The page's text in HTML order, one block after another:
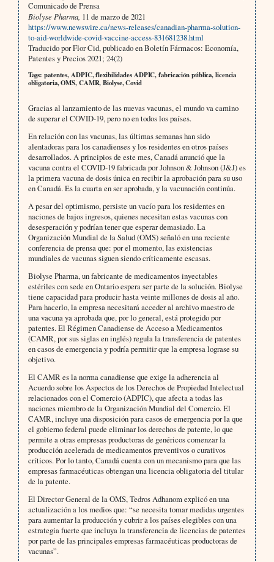
Comunicado de Prensa
Biolyse Pharma, 11 de marzo de 2021
https://www.newswire.ca/news-releases/canadian-pharma-solution-
to-aid-worldwide-covid-vaccine-access-831681238.html
Traducido por Flor Cid, publicado en Boletín Fármacos: Economía,
Patentes y Precios 2021; 24(2)
Tags: patentes, ADPIC, flexibilidades ADPIC, fabricación pública, licencia
obligatoria, OMS, CAMR, Biolyse, Covid
Gracias al lanzamiento de las nuevas vacunas, el mundo va camino
de superar el COVID-19, pero no en todos los países.
En relación con las vacunas, las últimas semanas han sido
alentadoras para los canadienses y los residentes en otros países
desarrollados. A principios de este mes, Canadá anunció que la
vacuna contra el COVID-19 fabricada por Johnson & Johnson (J&J) es
la primera vacuna de dosis única en recibir la aprobación para su uso
en Canadá. Es la cuarta en ser aprobada, y la vacunación continúa.
A pesar del optimismo, persiste un vacío para los residentes en
naciones de bajos ingresos, quienes necesitan estas vacunas con
desesperación y podrían tener que esperar demasiado. La
Organización Mundial de la Salud (OMS) señaló en una reciente
conferencia de prensa que: por el momento, las existencias
mundiales de vacunas siguen siendo críticamente escasas.
Biolyse Pharma, un fabricante de medicamentos inyectables
estériles con sede en Ontario espera ser parte de la solución. Biolyse
tiene capacidad para producir hasta veinte millones de dosis al año.
Para hacerlo, la empresa necesitará acceder al archivo maestro de
una vacuna ya aprobada que, por lo general, está protegido por
patentes. El Régimen Canadiense de Acceso a Medicamentos
(CAMR, por sus siglas en inglés) regula la transferencia de patentes
en casos de emergencia y podría permitir que la empresa lograse su
objetivo.
El CAMR es la norma canadiense que exige la adherencia al
Acuerdo sobre los Aspectos de los Derechos de Propiedad Intelectual
relacionados con el Comercio (ADPIC), que afecta a todas las
naciones miembro de la Organización Mundial del Comercio. El
CAMR, incluye una disposición para casos de emergencia por la que
el gobierno federal puede eliminar los derechos de patente, lo que
permite a otras empresas productoras de genéricos comenzar la
producción acelerada de medicamentos preventivos o curativos
críticos. Por lo tanto, Canadá cuenta con un mecanismo para que las
empresas farmacéuticas obtengan una licencia obligatoria del titular
de la patente.
El Director General de la OMS, Tedros Adhanom explicó en una
actualización a los medios que: “se necesita tomar medidas urgentes
para aumentar la producción y cubrir a los países elegibles con una
estrategia fuerte que incluya la transferencia de licencias de patentes
por parte de las principales empresas farmacéuticas productoras de
vacunas”.